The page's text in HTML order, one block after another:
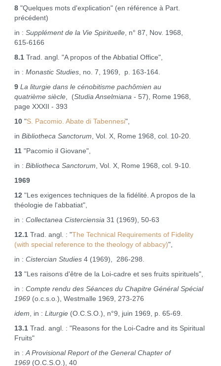
8"Quelques mots d'explication" (en référence à Part.
précédent)
in : Supplément de la Vie Spirituelle, n° 87, Nov. 1968,
615‑6166
8.1Trad. angl. "A propos of the Abbatial Office",
in : Monastic Studies, no. 7, 1969, p. 163‑164.
9 La liturgie dans le cénobitisme pachômien au
quatrième siècle, (Studia Anselmiana ‑ 57), Rome 1968,
page XXXII ‑ 393
10"S. Pacomio. Abate di Tabennesi",
in Bibliotheca Sanctorum , Vol. X, Rome 1968, col. 10‑20.
11"Pacomio il Giovane",
in : Bibliotheca Sanctorum , Vol. X, Rome 1968, col. 9‑10.
1969
12 "Les exigences techniques de la fidélité. A propos de la
théologie de l'abbatiat",
in : Collectanea Cisterciensia 31 (1969), 50‑63
12.1Trad. angl. : "The Technical Requirements of Fidelity
(with special reference to the theology of abbacy)",
in : Cistercian Studies4 (1969), 286‑298.
13"Les raisons d'être de la Loi‑cadre et ses fruits spirituels",
in : Compte rendu des Séances du Chapitre Général Spécial
1969(o.c.s.o.), Westmalle 1969, 273‑276
idem , in : Liturgie(O.C.S.O.), n°9, juin 1969, p. 65‑69.
13.1Trad. angl. : "Reasons for the Loi‑Cadre and its Spiritual
Fruits"
in : A Provisional Report of the General Chapter of
1969(O.C.S.O.), 40